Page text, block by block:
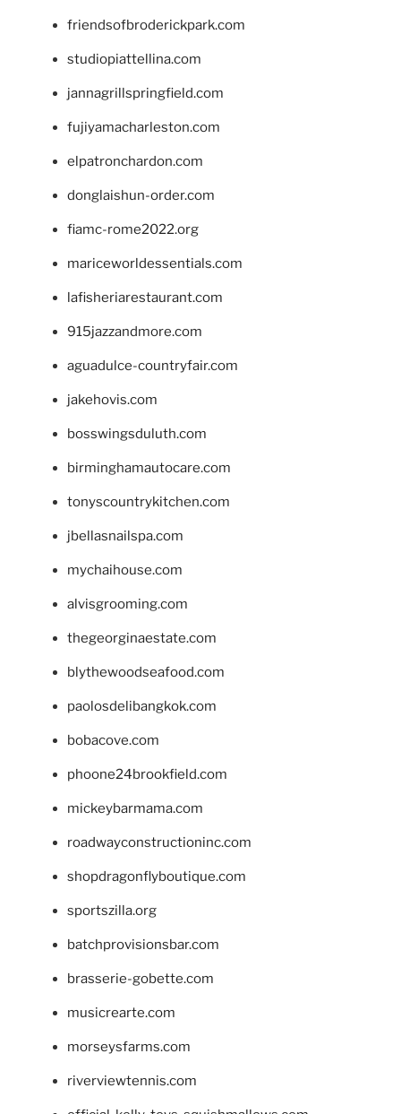
friendsofbroderickpark.com
studiopiattellina.com
jannagrillspringfield.com
fujiyamacharleston.com
elpatronchardon.com
donglaishun-order.com
fiamc-rome2022.org
mariceworldessentials.com
lafisheriarestaurant.com
915jazzandmore.com
aguadulce-countryfair.com
jakehovis.com
bosswingsduluth.com
birminghamautocare.com
tonyscountrykitchen.com
jbellasnailspa.com
mychaihouse.com
alvisgrooming.com
thegeorginaestate.com
blythewoodseafood.com
paolosdelibangkok.com
bobacove.com
phoone24brookfield.com
mickeybarmama.com
roadwayconstructioninc.com
shopdragonflyboutique.com
sportszilla.org
batchprovisionsbar.com
brasserie-gobette.com
musicrearte.com
morseysfarms.com
riverviewtennis.com